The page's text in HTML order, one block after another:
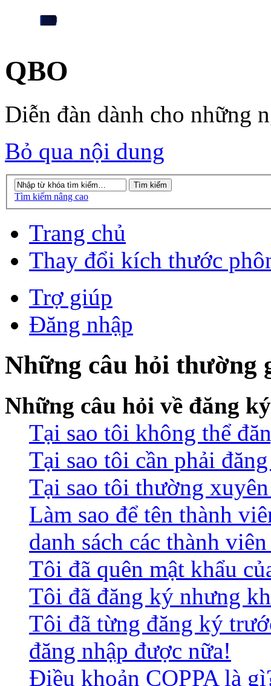
QBO
Diễn đàn dành cho những
Bỏ qua nội dung
Tìm kiếm nâng cao
Trang chủ
Thay đổi kích thước
Trợ giúp
Đăng nhập
Những câu hỏi thường
Những câu hỏi về đăng
Tại sao tôi không thể
Tại sao tôi cần phải
Tại sao tôi thường
Làm sao để tên thành
danh sách các thành
Tôi đã quên mật khẩu
Tôi đã đăng ký nhưng
Tôi đã từng đăng ký
đăng nhập được nữa!
Điều khoản COPPA là